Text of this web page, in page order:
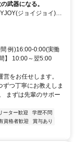
武器になる。
ジョイジョイ)
例)16:00-0:00(実働
】 10:00～翌5:00
をお任せします。
つ丁寧にお教えしま
まずは先輩のサポー
ーター歓迎
学歴不問
資格者歓迎
賞与あり